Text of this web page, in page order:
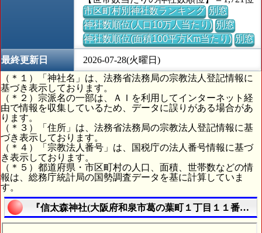
市区町村別神社数ランキング 別窓
神社数順位(人口10万人当たり) 別窓
神社数順位(面積100平方Km当たり) 別窓
最終更新日
2026-07-28(火曜日)
（＊１）「神社名」は、法務省法務局の宗教法人登記情報に
基づき表示しております。
（＊２）宗派名の一部は、ＡＩを利用してインターネット経
由で情報を収集しているため、データに誤りがある場合があ
ります。
（＊３）「住所」は、法務省法務局の宗教法人登記情報に基
づき表示しております。
（＊４）「宗教法人番号」は、国税庁の法人番号情報に基づ
き表示しております。
（＊５）都道府県・市区町村の人口、面積、世帯数などの情
報は、総務庁統計局の国勢調査データを基に計算していま
す。
『信太森神社(大阪府和泉市葛の葉町１丁目１１番４